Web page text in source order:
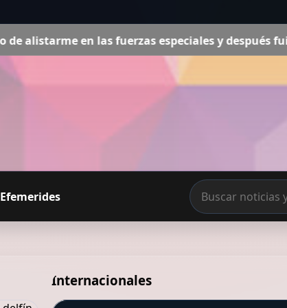
especiales y después fui objetor de conciencia”
Efemerides
Internacionales